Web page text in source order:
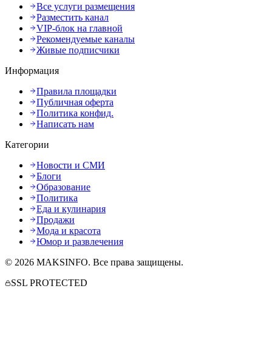
Все услуги размещения
Разместить канал
VIP-блок на главной
Рекомендуемые каналы
Живые подписчики
Информация
Правила площадки
Публичная оферта
Политика конфид.
Написать нам
Категории
Новости и СМИ
Блоги
Образование
Политика
Еда и кулинария
Продажи
Мода и красота
Юмор и развлечения
© 2026 MAKSINFO. Все права защищены.
SSL PROTECTED